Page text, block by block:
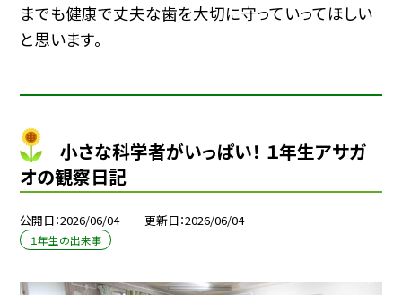
までも健康で丈夫な歯を大切に守っていってほしい
と思います。
小さな科学者がいっぱい！ １年生アサガ
オの観察日記
公開日 2026/06/04 更新日 2026/06/04
１年生の出来事